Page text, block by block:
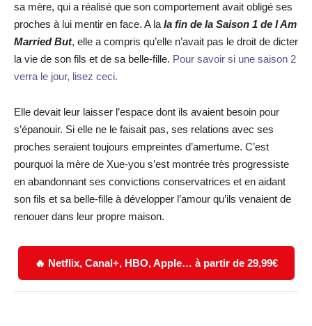
sa mère, qui a réalisé que son comportement avait obligé ses
proches à lui mentir en face. A la la fin de la Saison 1 de I Am
Married But, elle a compris qu’elle n’avait pas le droit de dicter
la vie de son fils et de sa belle-fille. Pour savoir si une saison 2
verra le jour, lisez ceci.
Elle devait leur laisser l’espace dont ils avaient besoin pour
s’épanouir. Si elle ne le faisait pas, ses relations avec ses
proches seraient toujours empreintes d’amertume. C’est
pourquoi la mère de Xue-you s’est montrée très progressiste
en abandonnant ses convictions conservatrices et en aidant
son fils et sa belle-fille à développer l’amour qu’ils venaient de
renouer dans leur propre maison.
🔥 Netflix, Canal+, HBO, Apple… à partir de 29,99€